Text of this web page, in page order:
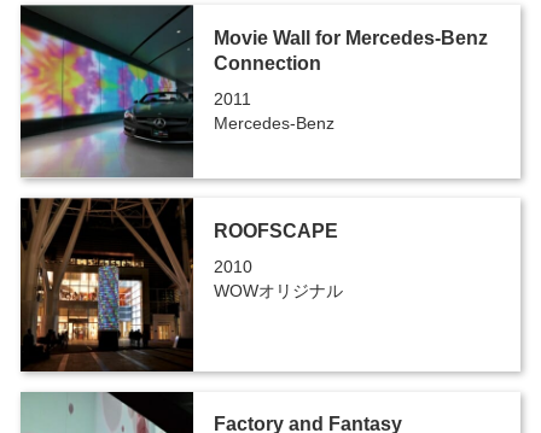
Movie Wall for Mercedes-Benz
Connection
2011
Mercedes-Benz
ROOFSCAPE
2010
WOWオリジナル
Factory and Fantasy